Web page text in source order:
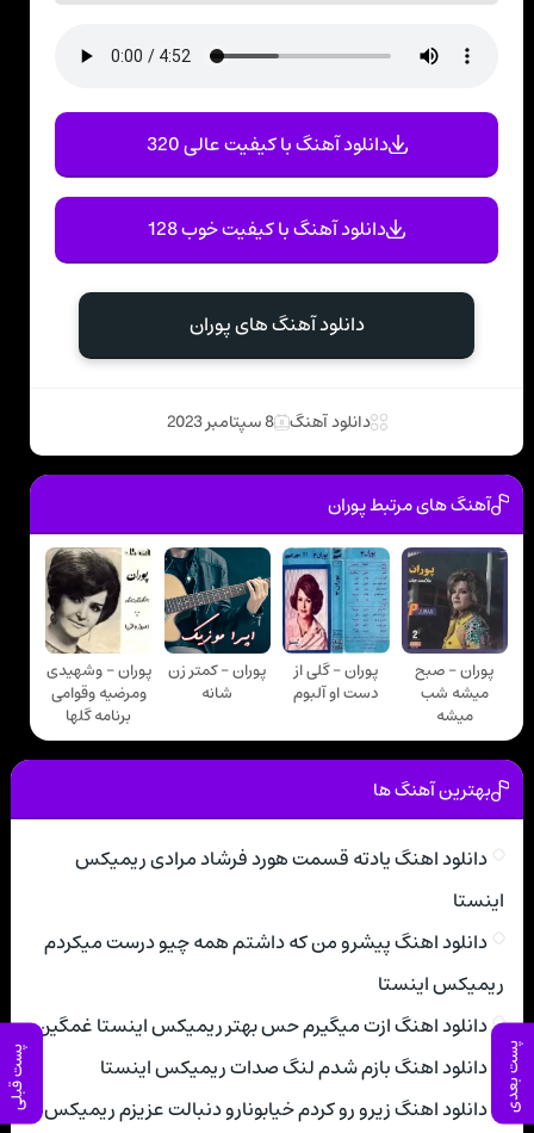
پست بعدی پست قبلی
دانلود آهنگ با کیفیت عالی 320
دانلود آهنگ با کیفیت خوب 128
دانلود آهنگ های پوران
دانلود آهنگ 8 سپتامبر 2023
آهنگ های مرتبط پوران
پوران - صبح
میشه شب
میشه
پوران - گلی از
دست او آلبوم
پوران - کمتر زن
شانه
پوران - وشهیدی
ومرضیه وقوامی
برنامه گلها
بهترین آهنگ ها
دانلود اهنگ یادته قسمت هورد فرشاد مرادی ریمیکس
اینستا
دانلود اهنگ پیشرو من که داشتم همه چیو درست میکردم
ریمیکس اینستا
دانلود اهنگ ازت میگیرم حس بهتر ریمیکس اینستا غمگین
دانلود اهنگ بازم شدم لنگ صدات ریمیکس اینستا
دانلود اهنگ زیرو رو کردم خیابونارو دنبالت عزیزم ریمیکس